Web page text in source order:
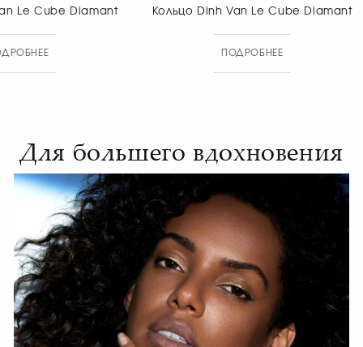
Кольцо Dinh Van Le Cube Diamant Кольцо Dinh
Для большего вдохновения